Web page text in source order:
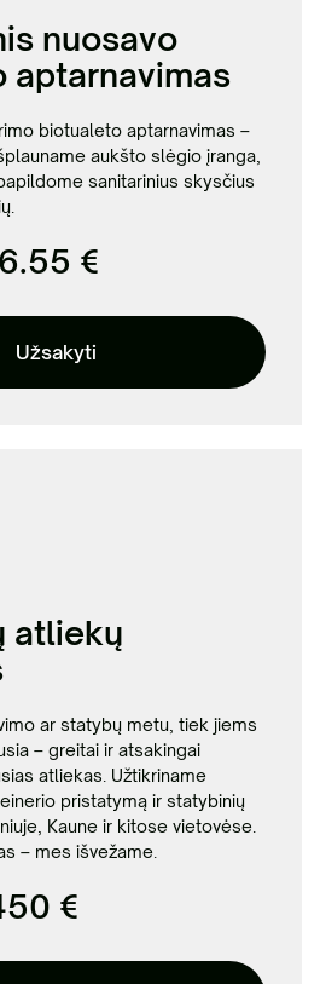
nuosavo
aptarnavimas
biotualeto aptarnavimas –
aukšto slėgio įranga,
sanitarinius skysčius
€
Užsakyti
atliekų
ar statybų metu, tiek jiems
– greitai ir atsakingai
atliekas. Užtikriname
pristatymą ir statybinių
Kaune ir kitose vietovėse.
– mes išvežame.
€